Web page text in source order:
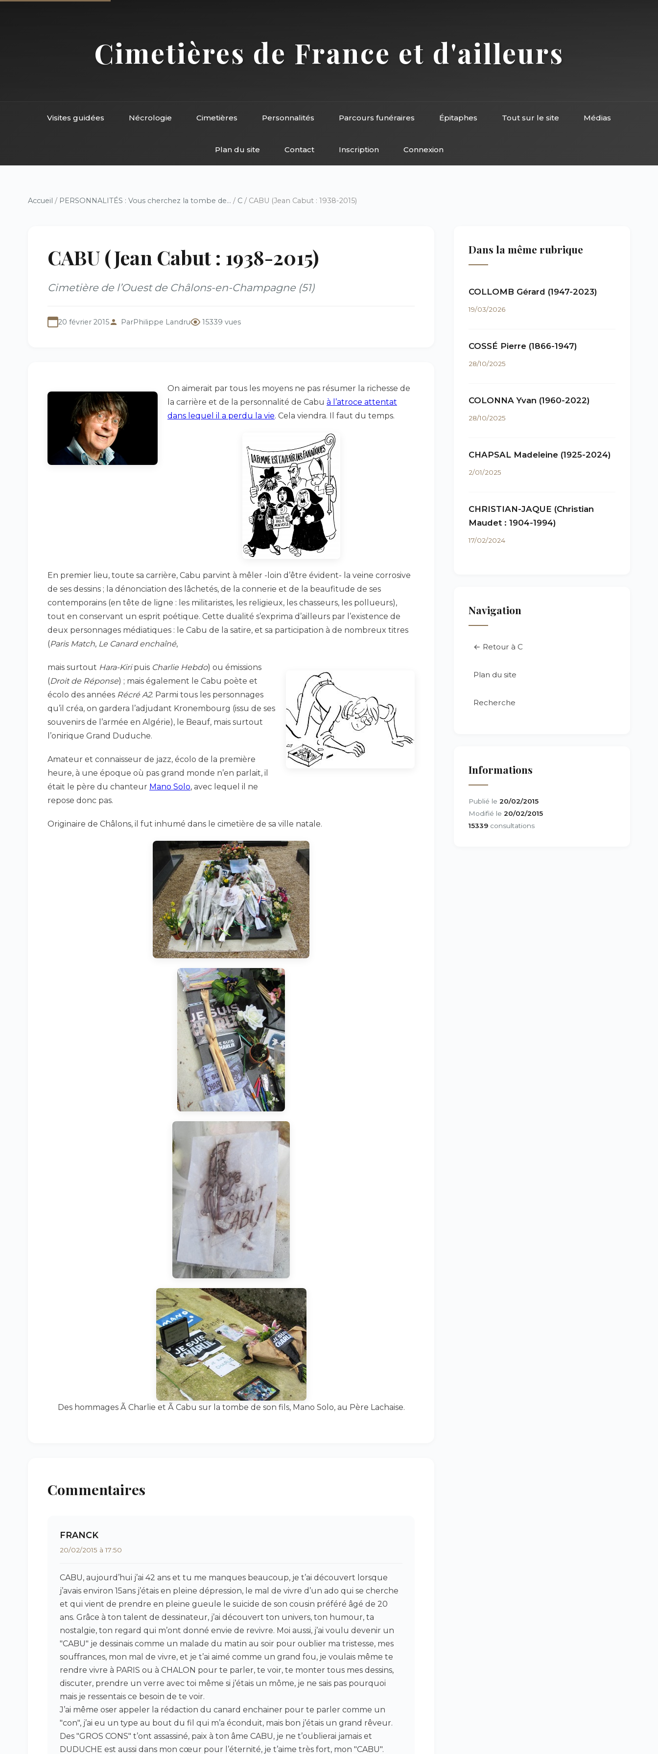
Cimetières de France et d'ailleurs
Visites guidées Nécrologie Cimetières Personnalités Parcours funéraires Épitaphes Tout sur le site Médias
Plan du site Contact Inscription Connexion
Accueil / PERSONNALITÉS : Vous cherchez la tombe de... / C / CABU (Jean Cabut : 1938-2015)
CABU (Jean Cabut : 1938-2015)
Cimetière de l’Ouest de Châlons-en-Champagne (51)
20 février 2015 ParPhilippe Landru 15339 vues
On aimerait par tous les moyens ne pas résumer la richesse de
la carrière et de la personnalité de Cabu à l’atroce attentat
dans lequel il a perdu la vie. Cela viendra. Il faut du temps.
En premier lieu, toute sa carrière, Cabu parvint à mêler -loin d’être évident- la veine corrosive
de ses dessins ; la dénonciation des lâchetés, de la connerie et de la beaufitude de ses
contemporains (en tête de ligne : les militaristes, les religieux, les chasseurs, les pollueurs),
tout en conservant un esprit poétique. Cette dualité s’exprima d’ailleurs par l’existence de
deux personnages médiatiques : le Cabu de la satire, et sa participation à de nombreux titres
(Paris Match, Le Canard enchaîné,
mais surtout Hara-Kiripuis Charlie Hebdo) ou émissions
(Droit de Réponse) ; mais également le Cabu poète et
écolo des années Récré A2. Parmi tous les personnages
qu’il créa, on gardera l’adjudant Kronembourg (issu de ses
souvenirs de l’armée en Algérie), le Beauf, mais surtout
l’onirique Grand Duduche.
Amateur et connaisseur de jazz, écolo de la première
heure, à une époque où pas grand monde n’en parlait, il
était le père du chanteur Mano Solo, avec lequel il ne
repose donc pas.
Originaire de Châlons, il fut inhumé dans le cimetière de sa ville natale.
Des hommages Ã Charlie et Ã Cabu sur la tombe de son fils, Mano Solo, au Père Lachaise.
Commentaires
FRANCK
20/02/2015 à 17:50
CABU, aujourd’hui j’ai 42 ans et tu me manques beaucoup, je t’ai découvert lorsque
j’avais environ 15ans j’étais en pleine dépression, le mal de vivre d’un ado qui se cherche
et qui vient de prendre en pleine gueule le suicide de son cousin préféré âgé de 20
ans. Grâce à ton talent de dessinateur, j’ai découvert ton univers, ton humour, ta
nostalgie, ton regard qui m’ont donné envie de revivre. Moi aussi, j’ai voulu devenir un
"CABU" je dessinais comme un malade du matin au soir pour oublier ma tristesse, mes
souffrances, mon mal de vivre, et je t’ai aimé comme un grand fou, je voulais même te
rendre vivre à PARIS ou à CHALON pour te parler, te voir, te monter tous mes dessins,
discuter, prendre un verre avec toi même si j’étais un môme, je ne sais pas pourquoi
mais je ressentais ce besoin de te voir.
J’ai même oser appeler la rédaction du canard enchainer pour te parler comme un
"con", j’ai eu un type au bout du fil qui m’a éconduit, mais bon j’étais un grand rêveur.
Des "GROS CONS" t’ont assassiné, paix à ton âme CABU, je ne t’oublierai jamais et
DUDUCHE est aussi dans mon cœur pour l’éternité, je t’aime très fort, mon "CABU".
Dans la même rubrique
COLLOMB Gérard (1947-2023)
19/03/2026
COSSÉ Pierre (1866-1947)
28/10/2025
COLONNA Yvan (1960-2022)
28/10/2025
CHAPSAL Madeleine (1925-2024)
2/01/2025
CHRISTIAN-JAQUE (Christian
Maudet : 1904-1994)
17/02/2024
Navigation
← Retour à C
Plan du site
Recherche
Informations
Publié le 20/02/2015
Modifié le 20/02/2015
15339 consultations